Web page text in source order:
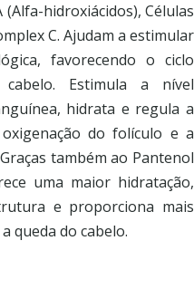
hidroxiácidos), Células
C. Ajudam a estimular
favorecendo o ciclo
Estimula a nível
hidrata e regula a
do folículo e a
também ao Pantenol
uma maior hidratação,
e proporciona mais
queda do cabelo.